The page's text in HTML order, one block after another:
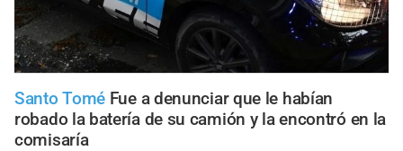
Santo Tomé Fue a denunciar que le habían
robado la batería de su camión y la encontró en la
comisaría